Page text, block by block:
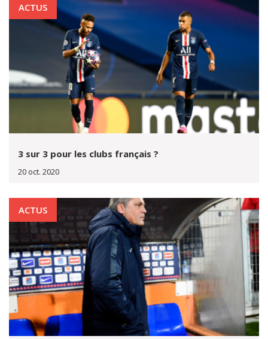
ACTUS
3 sur 3 pour les clubs français ?
20 oct. 2020
ACTUS